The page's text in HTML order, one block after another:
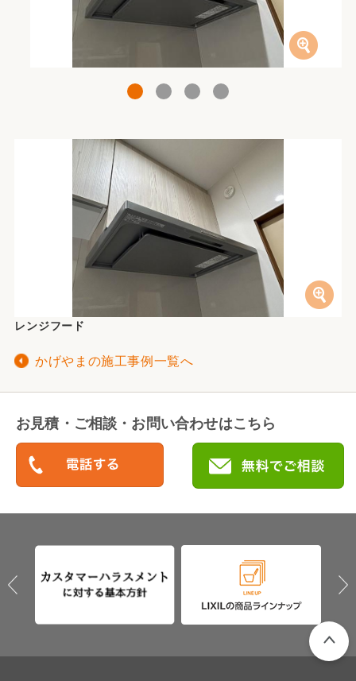
レンジフード
かげやまの施工事例一覧へ
お見積・ご相談・お問い合わせはこちら